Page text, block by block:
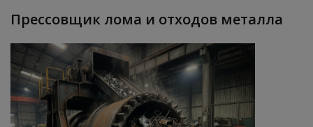
Прессовщик лома и отходов металла